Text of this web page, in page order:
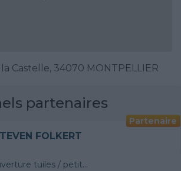
Castelle, 34070 MONTPELLIER
partenaires
Partenaire
FOLKERT
tuiles / petits éléments